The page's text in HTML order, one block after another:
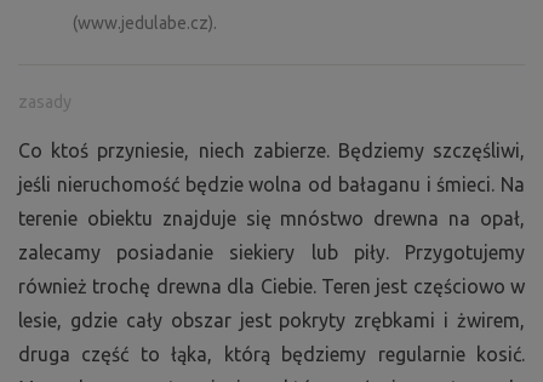
(www.jedulabe.cz).
zasady
Co ktoś przyniesie, niech zabierze. Będziemy szczęśliwi,
jeśli nieruchomość będzie wolna od bałaganu i śmieci. Na
terenie obiektu znajduje się mnóstwo drewna na opał,
zalecamy posiadanie siekiery lub piły. Przygotujemy
również trochę drewna dla Ciebie. Teren jest częściowo w
lesie, gdzie cały obszar jest pokryty zrębkami i żwirem,
druga część to łąka, którą będziemy regularnie kosić.